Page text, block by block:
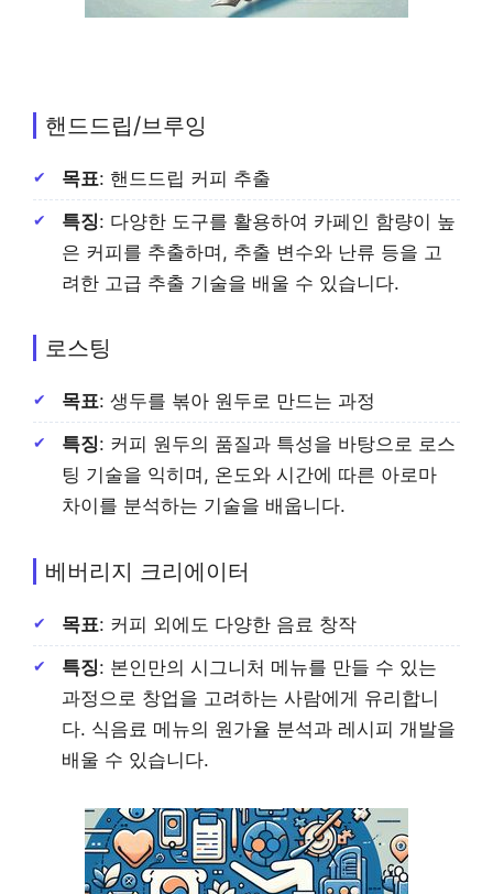
핸드드립/브루잉
목표: 핸드드립 커피 추출
특징: 다양한 도구를 활용하여 카페인 함량이 높
은 커피를 추출하며, 추출 변수와 난류 등을 고
려한 고급 추출 기술을 배울 수 있습니다.
로스팅
목표: 생두를 볶아 원두로 만드는 과정
특징: 커피 원두의 품질과 특성을 바탕으로 로스
팅 기술을 익히며, 온도와 시간에 따른 아로마
차이를 분석하는 기술을 배웁니다.
베버리지 크리에이터
목표: 커피 외에도 다양한 음료 창작
특징: 본인만의 시그니처 메뉴를 만들 수 있는
과정으로 창업을 고려하는 사람에게 유리합니
다. 식음료 메뉴의 원가율 분석과 레시피 개발을
배울 수 있습니다.